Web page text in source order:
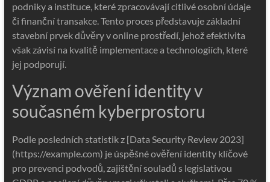
podniky a instituce, které zpracovávají citlivé osobní údaje
či finanční transakce. Tento proces představuje základní
stavební prvek důvěry v online prostředí, jehož efektivita
však závisí na kvalitě implementace a technologiích, které
jej podporují.
Význam ověření identity v
současném kyberprostoru
Podle posledních statistik z [Data Security Review 2023]
(https://example.com) je úspěšné ověření identity klíčové
pro prevenci podvodů, zajištění souladů s legislativou